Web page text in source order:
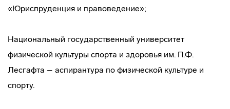
«Юриспруденция и правоведение»;
Национальный государственный университет
физической культуры спорта и здоровья им. П.Ф.
Лесгафта – аспирантура по физической культуре и
спорту.